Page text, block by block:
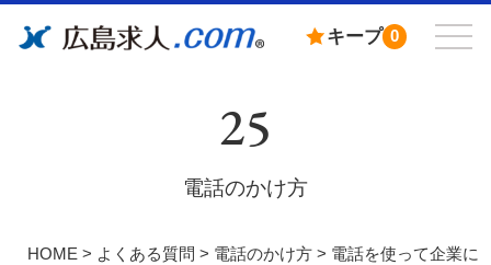
キープ 0
25
電話のかけ方
HOME> よくある質問 > 電話のかけ方> 電話を使って企業に